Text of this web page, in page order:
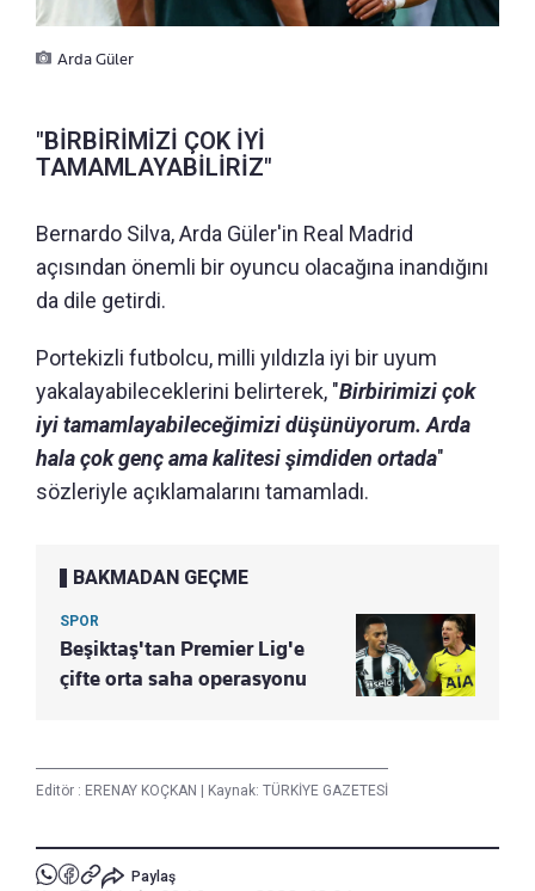
Arda Güler
"BİRBİRİMİZİ ÇOK İYİ
TAMAMLAYABİLİRİZ"
Bernardo Silva, Arda Güler'in Real Madrid
açısından önemli bir oyuncu olacağına inandığını
da dile getirdi.
Portekizli futbolcu, milli yıldızla iyi bir uyum
yakalayabileceklerini belirterek, "Birbirimizi çok
iyi tamamlayabileceğimizi düşünüyorum. Arda
hala çok genç ama kalitesi şimdiden ortada"
sözleriyle açıklamalarını tamamladı.
BAKMADAN GEÇME
SPOR
Beşiktaş'tan Premier Lig'e
çifte orta saha operasyonu
Editör : ERENAY KOÇKAN Kaynak: TÜRKİYE GAZETESİ
Paylaş